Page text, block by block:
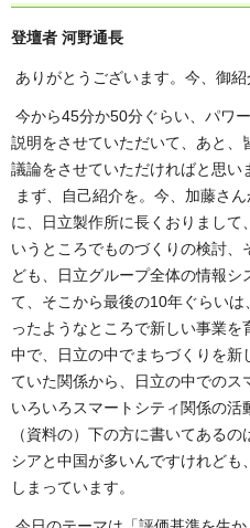
登壇者 河野通長
ありがとうございます。今、御紹
今から45分か50分ぐらい、パワ
説明をさせていただいて、あと、
議論をさせていただければと思い
まず、自己紹介を。今、加藤さ
に、日立製作所に長くおりまして
いうところでものづくりの検討
ども、日立グループ全体の情報
て、そこから最後の10年ぐらい
ったようなところで新しい事業
中で、日立の中でまちづくりを新
ていた関係から、日立の中でのス
いろいろスマートシティ関係の活
（資料の）下の方に書いてある
シアと中国が多いんですけれど
しまっています。